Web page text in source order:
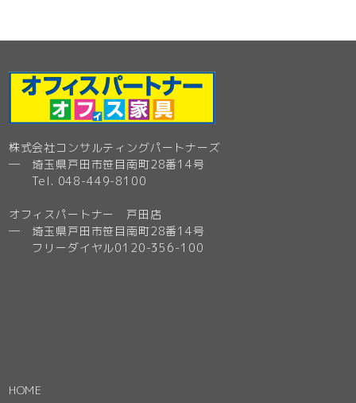
株式会社コンサルティングパートナーズ
─ 埼玉県戸田市笹目南町28番14号
Tel. 048-449-8100
オフィスパートナー 戸田店
─ 埼玉県戸田市笹目南町28番14号
フリーダイヤル0120-356-100
HOME